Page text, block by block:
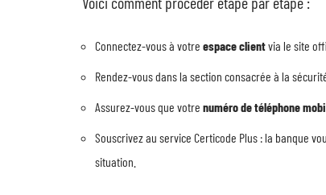
Connectez-vous à votre espace clientvia le site
Rendez-vous dans la section consacrée à la
Assurez-vous que votre numéro de téléphone
Souscrivez au service Certicode Plus : la banque
situation.